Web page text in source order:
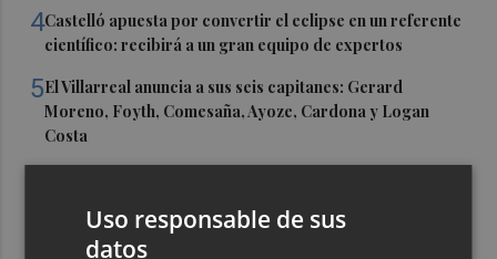
4Castelló apuesta por convertir el eclipse en un referente
científico: recibirá a un gran equipo de expertos
5El Villarreal anuncia a sus seis capitanes: Gerard
Moreno, Foyth, Comesaña, Ayoze, Cardona y Logan
Costa
Uso responsable de sus
datos